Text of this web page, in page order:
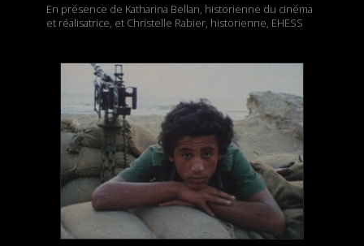
En présence de Katharina Bellan, historienne du cinéma
et réalisatrice, et Christelle Rabier, historienne, EHESS